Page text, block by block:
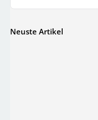
Neuste Artikel